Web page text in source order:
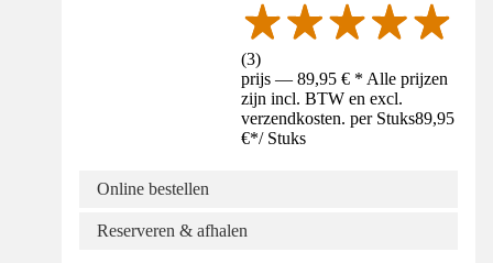
(3)
prijs — 89,95 € * Alle prijzen
zijn incl. BTW en excl.
verzendkosten. per Stuks89,95
€*/ Stuks
Online bestellen
Reserveren & afhalen